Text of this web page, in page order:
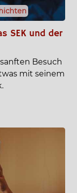
SEK und der
Besuch
mit seinem